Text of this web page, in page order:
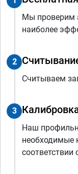
Мы проверим
наиболее
2
Считываем
3
Наш
необходимые